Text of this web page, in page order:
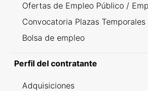
Ofertas de Empleo Público /
Convocatoria Plazas Temporales
Bolsa de empleo
Perfil del contratante
Adquisiciones